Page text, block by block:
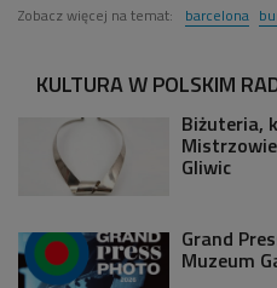
Zobacz więcej na temat: barcelona
KULTURA W POLSKIM
Biżuteria,
Gliwic
Grand
Muzeum